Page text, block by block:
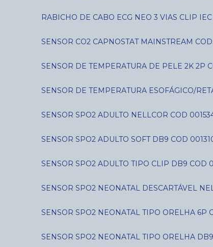
RABICHO DE CABO ECG NEO 3 VIAS CLIP
SENSOR CO2 CAPNOSTAT MAINSTREAM
SENSOR DE TEMPERATURA DE PELE 2K 2P
SENSOR DE TEMPERATURA ESOFÁGICO/
SENSOR SPO2 ADULTO NELLCOR COD
SENSOR SPO2 ADULTO SOFT DB9 COD
SENSOR SPO2 ADULTO TIPO CLIP DB9 COD
SENSOR SPO2 NEONATAL DESCARTÁVEL
SENSOR SPO2 NEONATAL TIPO ORELHA 6P
SENSOR SPO2 NEONATAL TIPO ORELHA